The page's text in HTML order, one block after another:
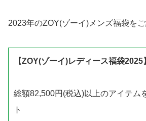
2023年のZOY(ゾーイ)メンズ福袋をご
【ZOY(ゾーイ)レディース福袋2025
総額82,500円(税込)以上のアイテム
ト